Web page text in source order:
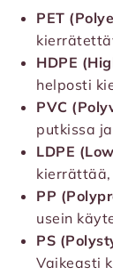
PET
HDPE
helposti
PVC
putkissa
LDPE
kierrättää,
PP
usein
PS
Vaikeasti